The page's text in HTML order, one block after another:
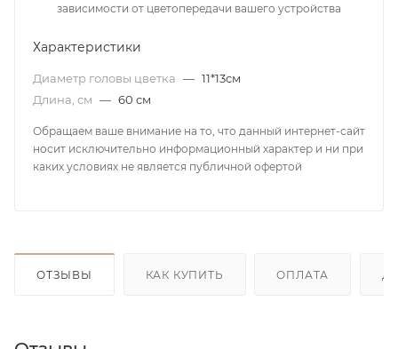
зависимости от цветопередачи вашего устройства
Характеристики
Диаметр головы цветка — 11*13см
Длина, см — 60 см
Обращаем ваше внимание на то, что данный интернет-сайт
носит исключительно информационный характер и ни при
каких условиях не является публичной офертой
ОТЗЫВЫ КАК КУПИТЬ ОПЛАТА